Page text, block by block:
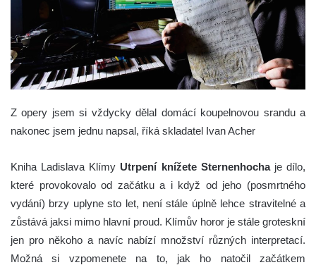
Z opery jsem si vždycky dělal domácí koupelnovou srandu a
nakonec jsem jednu napsal, říká skladatel Ivan Acher
Kniha Ladislava Klímy Utrpení knížete Sternenhochaje dílo,
které provokovalo od začátku a i když od jeho (posmrtného
vydání) brzy uplyne sto let, není stále úplně lehce stravitelné a
zůstává jaksi mimo hlavní proud. Klímův horor je stále groteskní
jen pro někoho a navíc nabízí množství různých interpretací.
Možná si vzpomenete na to, jak ho natočil začátkem